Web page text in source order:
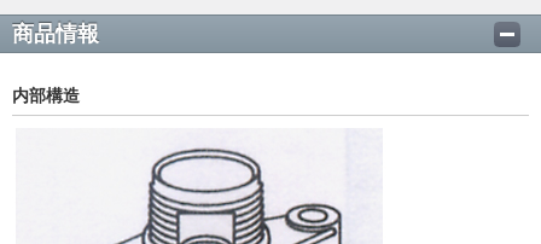
商品情報
内部構造